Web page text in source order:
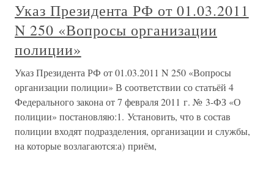
Указ Президента РФ от 01.03.2011
N 250 «Вопросы организации
полиции»
Указ Президента РФ от 01.03.2011 N 250 «Вопросы
организации полиции» В соответствии со статьёй 4
Федерального закона от 7 февраля 2011 г. № 3-ФЗ «О
полиции» постановляю:1. Установить, что в состав
полиции входят подразделения, организации и службы,
на которые возлагаются:а) приём,